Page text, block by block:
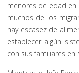
menores de edad en
muchos de los
hay escasez de
establecer algún
con sus familiares